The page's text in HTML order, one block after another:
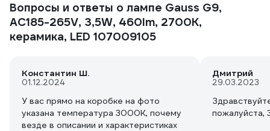
Вопросы и ответы о лампе Gauss G9,
AC185-265V, 3,5W, 460lm, 2700K,
керамика, LED 107009105
Константин Ш.
01.12.2024
У вас прямо на коробке на фото
указана температура 3000К, почему
везде в описании и характеристиках
Дмитрий
29.03.2023
Здравствуйте,